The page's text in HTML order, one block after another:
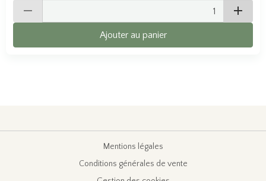
Ajouter au panier
Mentions légales
Conditions générales de vente